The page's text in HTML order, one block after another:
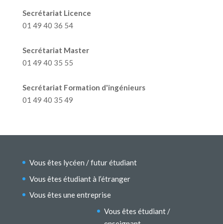
Secrétariat Licence
01 49 40 36 54
Secrétariat Master
01 49 40 35 55
Secrétariat Formation d'ingénieurs
01 49 40 35 49
Vous êtes lycéen / futur étudiant
Vous êtes étudiant à l’étranger
Vous êtes une entreprise
Vous êtes étudiant /